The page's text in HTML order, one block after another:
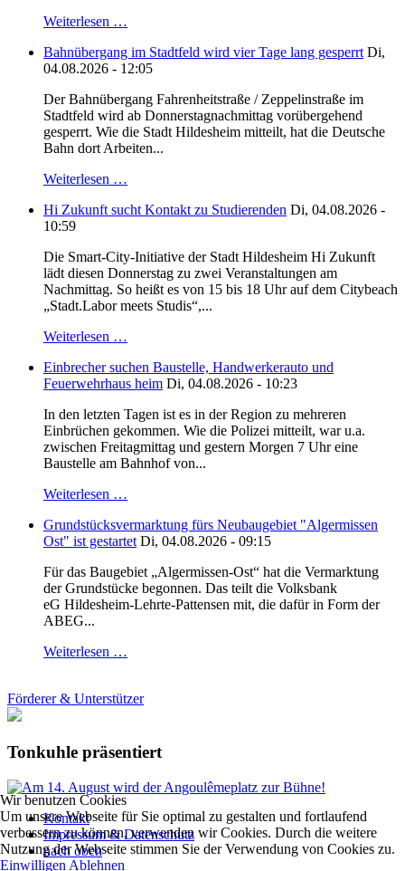
Weiterlesen …
Bahnübergang im Stadtfeld wird vier Tage lang gesperrt Di,
04.08.2026 - 12:05
Der Bahnübergang Fahrenheitstraße / Zeppelinstraße im
Stadtfeld wird ab Donnerstagnachmittag vorübergehend
gesperrt. Wie die Stadt Hildesheim mitteilt, hat die Deutsche
Bahn dort Arbeiten...
Weiterlesen …
Hi Zukunft sucht Kontakt zu Studierenden Di, 04.08.2026 -
10:59
Die Smart-City-Initiative der Stadt Hildesheim Hi Zukunft
lädt diesen Donnerstag zu zwei Veranstaltungen am
Nachmittag. So heißt es von 15 bis 18 Uhr auf dem Citybeach
„Stadt.Labor meets Studis“,...
Weiterlesen …
Einbrecher suchen Baustelle, Handwerkerauto und
Feuerwehrhaus heim Di, 04.08.2026 - 10:23
In den letzten Tagen ist es in der Region zu mehreren
Einbrüchen gekommen. Wie die Polizei mitteilt, war u.a.
zwischen Freitagmittag und gestern Morgen 7 Uhr eine
Baustelle am Bahnhof von...
Weiterlesen …
Grundstücksvermarktung fürs Neubaugebiet "Algermissen
Ost" ist gestartet Di, 04.08.2026 - 09:15
Für das Baugebiet „Algermissen-Ost“ hat die Vermarktung
der Grundstücke begonnen. Das teilt die Volksbank
eG Hildesheim-Lehrte-Pattensen mit, die dafür in Form der
ABEG...
Weiterlesen …
Förderer & Unterstützer
Tonkuhle präsentiert
Kontakt
Impressum & Datenschutz
nach oben
Wir benutzen Cookies
Um unsere Webseite für Sie optimal zu gestalten und fortlaufend
verbessern zu können, verwenden wir Cookies. Durch die weitere
Nutzung der Webseite stimmen Sie der Verwendung von Cookies zu.
Einwilligen Ablehnen